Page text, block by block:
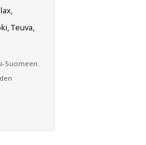
Teuva,
Suomeen.